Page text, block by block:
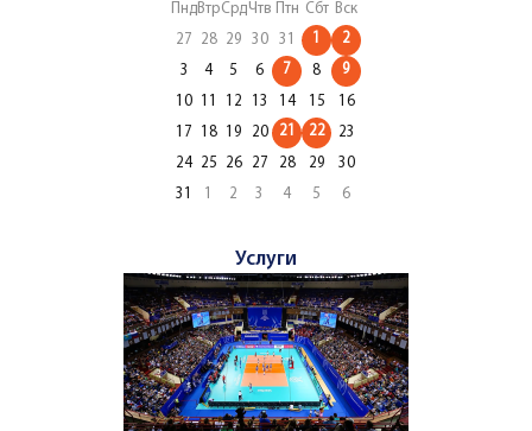
ПндВтрСрдЧтв Птн Сбт Вск
27
28 29 30 31 1 2
3 4 5 6 7 8 9
10 12 13 14 15
16
17
18 19 20 21 22
23
24
25 26 27 28 29
30
31
2 3 4 5 6
Услуги